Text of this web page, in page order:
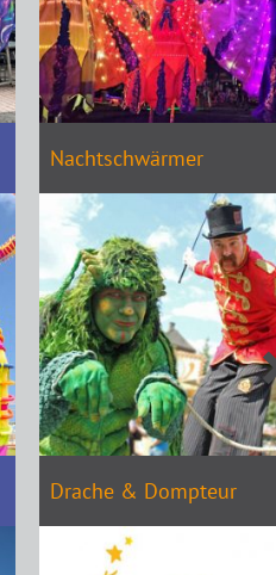
Nachtschwärmer
Drache & Dompteur